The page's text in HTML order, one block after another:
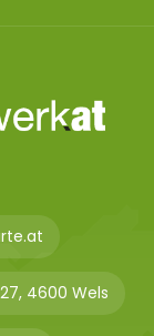
4600 Wels